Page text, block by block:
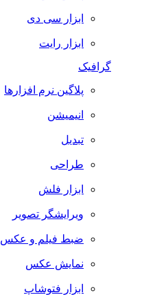
ابزار سی دی
ابزار رایت
گرافیک
پلاگین نرم افزارها
انیمیشن
تبدیل
طراحی
ابزار فلش
ویرایشگر تصویر
ضبط فيلم و عكس
نمایش عکس
ابزار فتوشاپ